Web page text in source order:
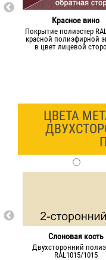
Красное вино
Покрытие полиэстер
красной полиэфирной
в цвет лицевой
ЦВЕТА
Слоновая кость
Двухсторонний
RAL1015/1015